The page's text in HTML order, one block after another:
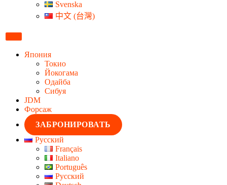
Svenska
中文 (台灣)
Япония
Токио
Йокогама
Одайба
Сибуя
JDM
Форсаж
ЗАБРОНИРОВАТЬ
Русский
Français
Italiano
Português
Русский